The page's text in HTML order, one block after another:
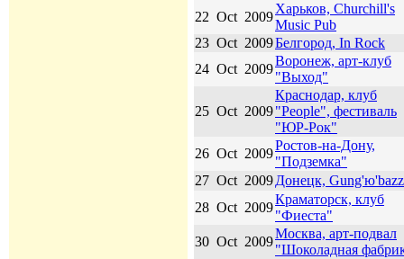
22 Oct 2009
Харьков, Churchill's
Music Pub
23 Oct 2009Белгород, In Rock
24 Oct 2009
Воронеж, арт-клуб
"Выход"
25 Oct 2009
Краснодар, клуб
"People", фестиваль
"ЮР-Рок"
26 Oct 2009
Ростов-на-Дону,
"Подземка"
27 Oct 2009Донецк, Gung'ю'bazz
28 Oct 2009
Краматорск, клуб
"Фиеста"
30 Oct 2009
Москва, арт-подвал
"Шоколадная